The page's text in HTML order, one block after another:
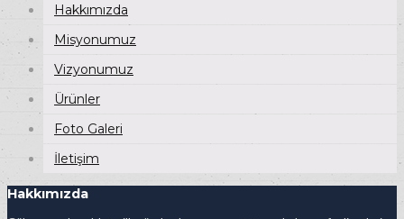
Hakkımızda
Misyonumuz
Vizyonumuz
Ürünler
Foto Galeri
İletişim
Hakkımızda